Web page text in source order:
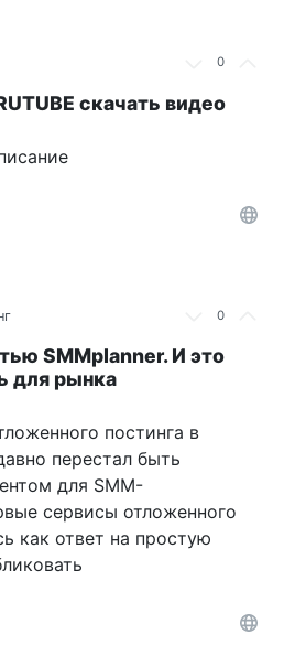
0
скачать видео
0
SMMplanner. И это
для рынка
постинга в
перестал быть
для SMM-
сервисы отложенного
как ответ на простую